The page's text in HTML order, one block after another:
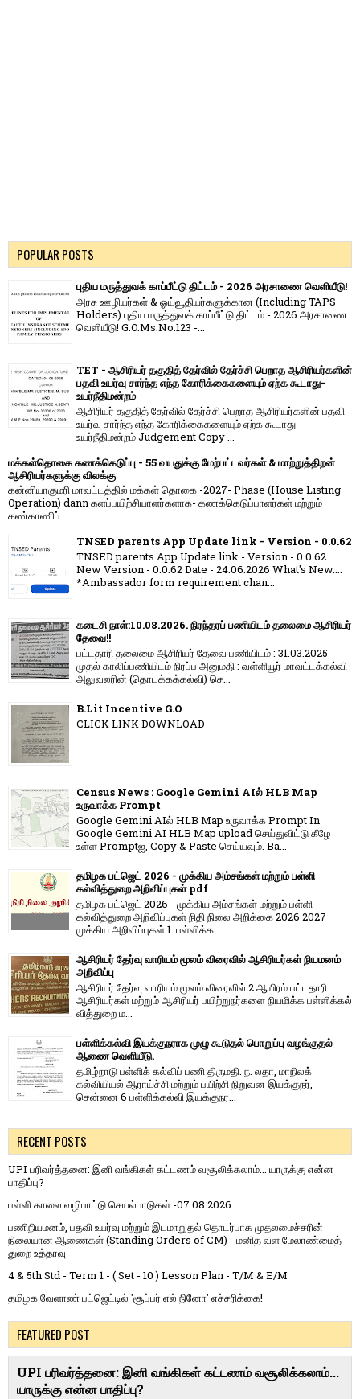
POPULAR POSTS
புதிய மருத்துவக் காப்பீட்டு திட்டம் - 2026 அரசாணை வெளியீடு!
அரசு ஊழியர்கள் & ஓய்வூதியர்களுக்கான (Including TAPS
Holders) புதிய மருத்துவக் காப்பீட்டு திட்டம் - 2026 அரசாணை
வெளியீடு! G.O.Ms.No.123 -...
TET - ஆசிரியர் தகுதித் தேர்வில் தேர்ச்சி பெறாத ஆசிரியர்களின்
பதவி உயர்வு சார்ந்த எந்த கோரிக்கைகளையும் ஏற்க கூடாது-
உயர்நீதிமன்றம்
ஆசிரியர் தகுதித் தேர்வில் தேர்ச்சி பெறாத ஆசிரியர்களின் பதவி
உயர்வு சார்ந்த எந்த கோரிக்கைகளையும் ஏற்க கூடாது-
உயர்நீதிமன்றம் Judgement Copy ...
மக்கள்தொகை கணக்கெடுப்பு - 55 வயதுக்கு மேற்பட்டவர்கள் & மாற்றுத்திறன்
ஆசிரியர்களுக்கு விலக்கு
கன்னியாகுமரி மாவட்டத்தில் மக்கள் தொகை -2027- Phase (House Listing
Operation) dann களப்பயிற்சியாளர்களாக- கணக்கெடுப்பாளர்கள் மற்றும்
கண்காணிப்...
TNSED parents App Update link - Version - 0.0.62
TNSED parents App Update link - Version - 0.0.62
New Version - 0.0.62 Date - 24.06.2026 What's New....
*Ambassador form requirement chan...
கடைசி நாள்:10.08.2026. நிரந்தரப் பணியிடம் தலைமை ஆசிரியர்
தேவை!!
பட்டதாரி தலைமை ஆசிரியர் தேவை பணியிடம் : 31.03.2025
முதல் காலிப்பணியிடம் நிரப்ப அனுமதி : வள்ளியூர் மாவட்டக்கல்வி
அலுவலரின் (தொடக்கக்கல்வி) செ...
B.Lit Incentive G.O
CLICK LINK DOWNLOAD
Census News : Google Gemini AIல் HLB Map
உருவாக்க Prompt
Google Gemini AIல் HLB Map உருவாக்க Prompt In
Google Gemini AI HLB Map upload செய்துவிட்டு கீழே
உள்ள Promptஐ, Copy & Paste செய்யவும். Ba...
தமிழக பட்ஜெட் 2026 - முக்கிய அம்சங்கள் மற்றும் பள்ளி
கல்வித்துறை அறிவிப்புகள் pdf
தமிழக பட்ஜெட் 2026 - முக்கிய அம்சங்கள் மற்றும் பள்ளி
கல்வித்துறை அறிவிப்புகள் நிதி நிலை அறிக்கை 2026 2027
முக்கிய அறிவிப்புகள் 1. பள்ளிக்க...
ஆசிரியர் தேர்வு வாரியம் மூலம் விரைவில் ஆசிரியர்கள் நியமனம்
அறிவிப்பு
ஆசிரியர் தேர்வு வாரி​யம் மூலம் விரை​வில் 2 ஆயிரம் பட்​ட​தாரி
ஆசிரியர்​கள் மற்​றும் ஆசிரியர் பயிற்றுநர்​களை நியமிக்க பள்​ளிக்​கல்​
வித்​துறை ம...
பள்ளிக்கல்வி இயக்குநராக முழு கூடுதல் பொறுப்பு வழங்குதல்
ஆணை வெளியீடு.
தமிழ்நாடு பள்ளிக் கல்விப் பணி திருமதி. ந. லதா, மாநிலக்
கல்வியியல் ஆராய்ச்சி மற்றும் பயிற்சி நிறுவன இயக்குநர்,
சென்னை 6 பள்ளிக்கல்வி இயக்குநர...
RECENT POSTS
UPI பரிவர்த்தனை: இனி வங்கிகள் கட்டணம் வசூலிக்கலாம்... யாருக்கு என்ன
பாதிப்பு?
பள்ளி காலை வழிபாட்டு செயல்பாடுகள் -07.08.2026
பணிநியமனம், பதவி உயர்வு மற்றும் இடமாறுதல் தொடர்பாக முதலமைச்சரின்
நிலையான ஆணைகள் (Standing Orders of CM) - மனித வள மேலாண்மைத்
துறை உத்தரவு
4 & 5th Std - Term 1 - ( Set - 10 ) Lesson Plan - T/M & E/M
தமிழக வேளாண் பட்ஜெட்டில் 'சூப்பர் எல் நினோ' எச்சரிக்கை!
FEATURED POST
UPI பரிவர்த்தனை: இனி வங்கிகள் கட்டணம் வசூலிக்கலாம்...
யாருக்கு என்ன பாதிப்பு?